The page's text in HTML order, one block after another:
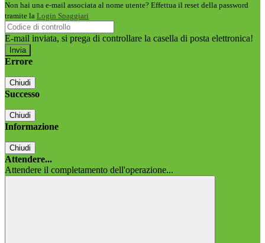
Non hai una e-mail associata al nome utente? Effettua il reset della password
tramite la Login Spaggiari
E-mail inviata, si prega di controllare la casella di posta elettronica!
Errore
Chiudi
Successo
Chiudi
Informazione
Chiudi
Attendere...
Attendere il completamento dell'operazione...